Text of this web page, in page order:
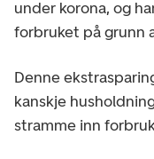
under korona, og
forbruket på grunn
Denne
kanskje
stramme inn